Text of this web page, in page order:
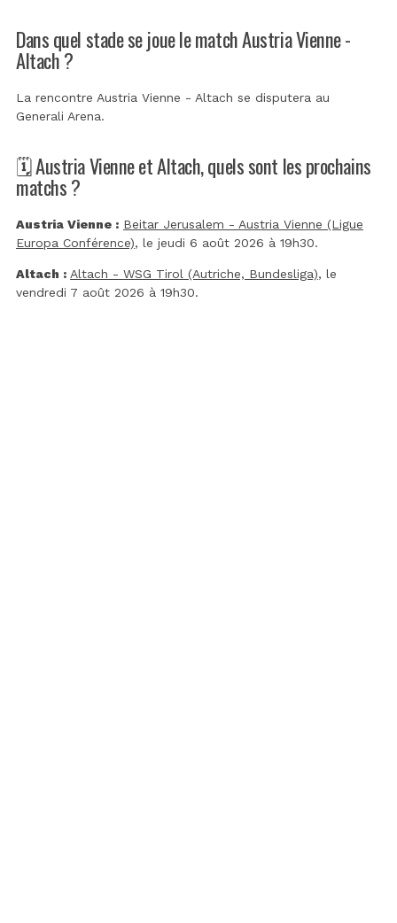
Dans quel stade se joue le match Austria Vienne -
Altach ?
La rencontre Austria Vienne - Altach se disputera au
Generali Arena.
🗓️ Austria Vienne et Altach, quels sont les prochains
matchs ?
Austria Vienne : Beitar Jerusalem - Austria Vienne (Ligue
Europa Conférence), le jeudi 6 août 2026 à 19h30.
Altach : Altach - WSG Tirol (Autriche, Bundesliga), le
vendredi 7 août 2026 à 19h30.